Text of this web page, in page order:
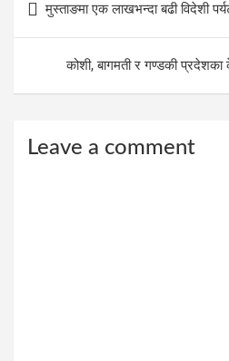
navigation
मुस्ताङमा एक लाखभन्दा बढी विदेशी
कोशी, बागमती र गण्डकी प्रदेशका
Leave a comment